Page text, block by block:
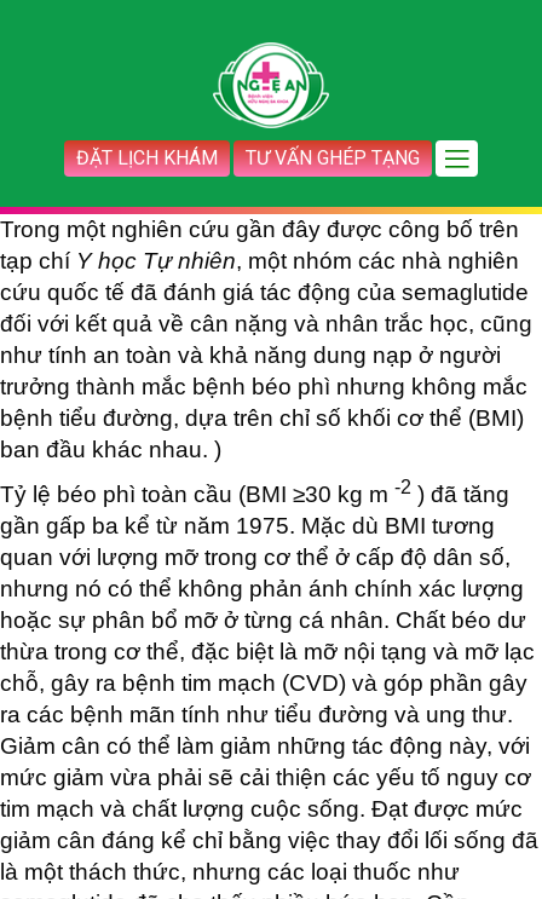
ĐẶT LỊCH KHÁM TƯ VẤN GHÉP TẠNG
Trong một nghiên cứu gần đây được công bố trên
tạp chí Y học Tự nhiên, một nhóm các nhà nghiên
cứu quốc tế đã đánh giá tác động của semaglutide
đối với kết quả về cân nặng và nhân trắc học, cũng
như tính an toàn và khả năng dung nạp ở người
trưởng thành mắc bệnh béo phì nhưng không mắc
bệnh tiểu đường, dựa trên chỉ số khối cơ thể (BMI)
ban đầu khác nhau. )
Tỷ lệ béo phì toàn cầu (BMI ≥30 kg m -2 ) đã tăng
gần gấp ba kể từ năm 1975. Mặc dù BMI tương
quan với lượng mỡ trong cơ thể ở cấp độ dân số,
nhưng nó có thể không phản ánh chính xác lượng
hoặc sự phân bổ mỡ ở từng cá nhân. Chất béo dư
thừa trong cơ thể, đặc biệt là mỡ nội tạng và mỡ lạc
chỗ, gây ra bệnh tim mạch (CVD) và góp phần gây
ra các bệnh mãn tính như tiểu đường và ung thư.
Giảm cân có thể làm giảm những tác động này, với
mức giảm vừa phải sẽ cải thiện các yếu tố nguy cơ
tim mạch và chất lượng cuộc sống. Đạt được mức
giảm cân đáng kể chỉ bằng việc thay đổi lối sống đã
là một thách thức, nhưng các loại thuốc như